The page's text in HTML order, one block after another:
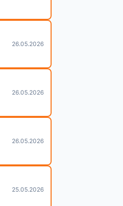
26.05.2026
26.05.2026
26.05.2026
25.05.2026